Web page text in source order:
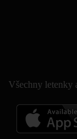
Všechny letenky